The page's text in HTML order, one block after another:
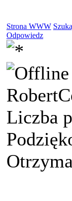
Strona WWW
Odpowiedz
Liczba